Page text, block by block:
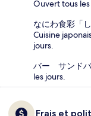
Ouvert tous les
なにわ食彩「
Cuisine
jours.
バー サンドバ
les jours.
Frais et